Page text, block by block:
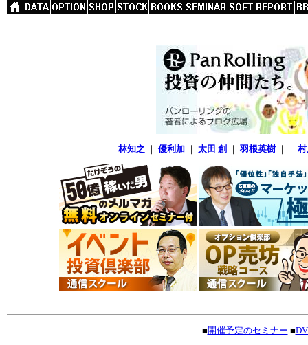
林知之 ｜ 優利加 ｜ 太田 創 ｜ 羽根英樹 ｜
■開催予定のセミナー ■